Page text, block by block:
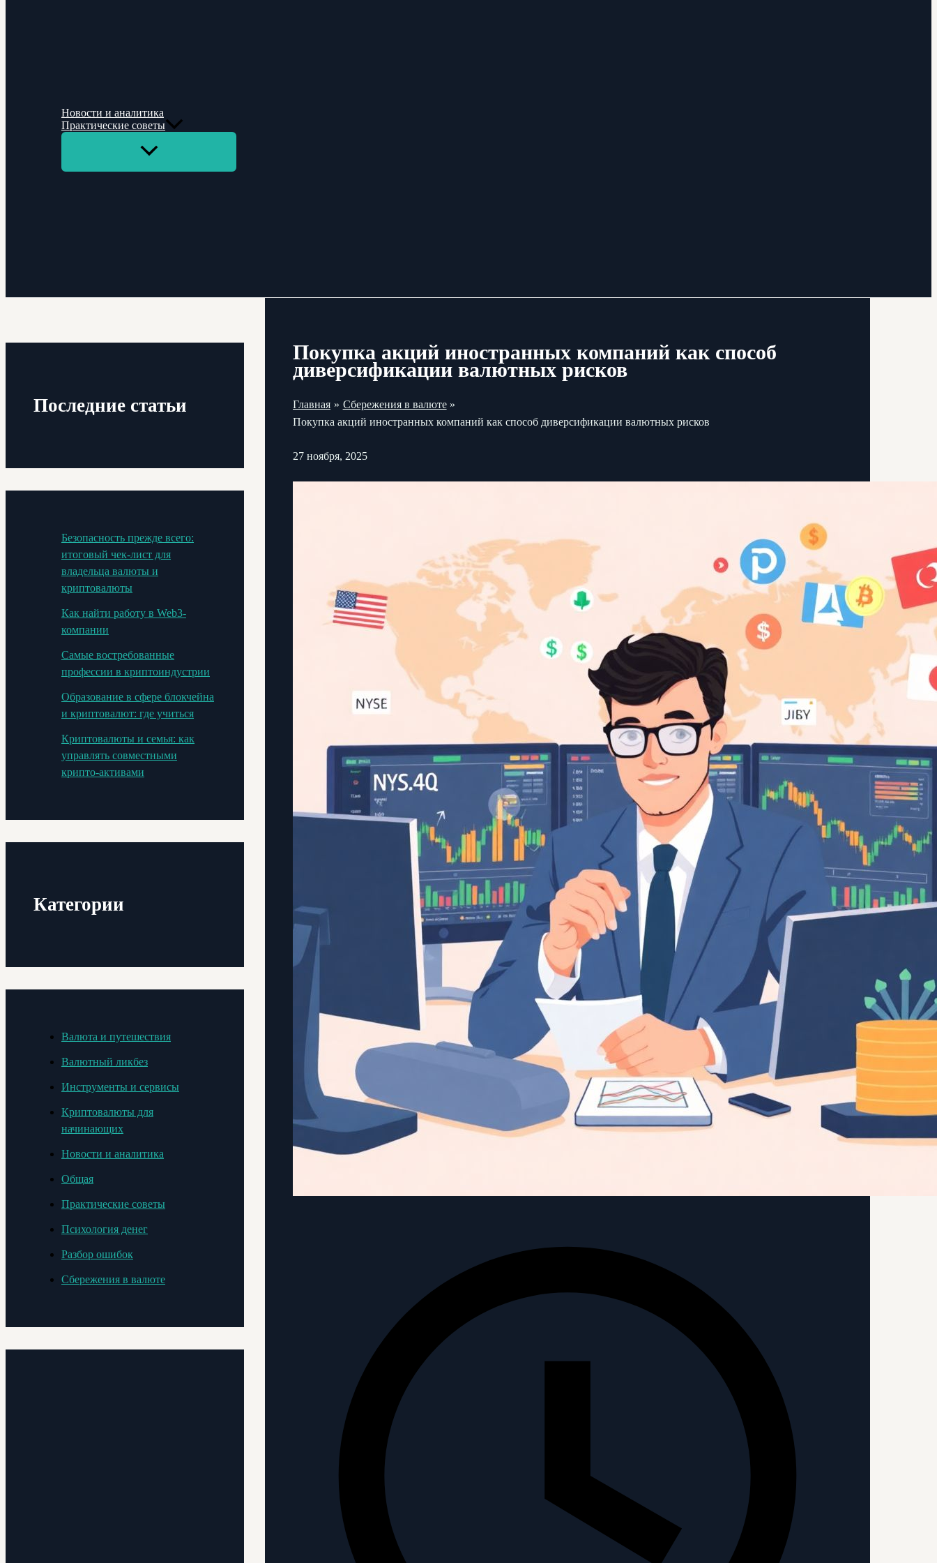
Новости и аналитика
Практические советы
Переключатель
Последние статьи
Безопасность прежде всего:
итоговый чек-лист для
владельца валюты и
криптовалюты
Как найти работу в Web3-
компании
Самые востребованные
профессии в криптоиндустрии
Образование в сфере блокчейна
и криптовалют: где учиться
Криптовалюты и семья: как
управлять совместными
крипто-активами
Категории
Валюта и путешествия
Валютный ликбез
Инструменты и сервисы
Криптовалюты для
начинающих
Новости и аналитика
Общая
Практические советы
Психология денег
Разбор ошибок
Сбережения в валюте
Покупка акций иностранных компаний как способ
диверсификации валютных рисков
Главная
Сбережения в валюте
Покупка акций иностранных компаний как способ диверсификации валютных рисков
27 ноября, 2025